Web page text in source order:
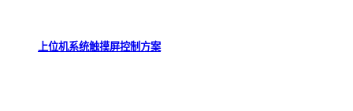
上位机系统触摸屏控制方案